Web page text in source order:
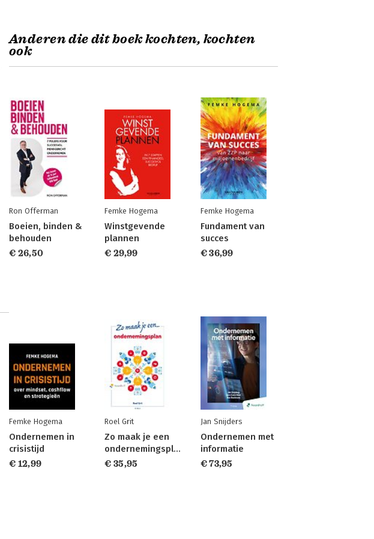
Anderen die dit boek kochten, kochten
ook
Ron Offerman
Boeien, binden &
behouden
€ 26,50
Femke Hogema
Winstgevende
plannen
€ 29,99
Femke Hogema
Fundament van
succes
€ 36,99
Femke Hogema
Ondernemen in
crisistijd
€ 12,99
Roel Grit
Zo maak je een
ondernemingsplan
€ 35,95
Jan Snijders
Ondernemen met
informatie
€ 73,95